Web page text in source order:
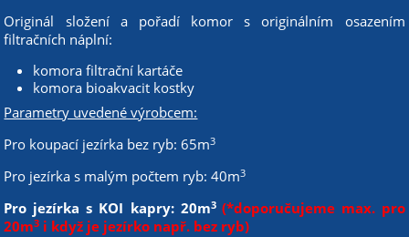
Originál složení a pořadí komor s originálním osazením
filtračních náplní:
komora filtrační kartáče
komora bioakvacit kostky
Parametry uvedené výrobcem:
Pro koupací jezírka bez ryb: 65m3
Pro jezírka s malým počtem ryb: 40m3
Pro jezírka s KOI kapry: 20m3 (*doporučujeme max. pro
20m3 i když je jezírko např. bez ryb)